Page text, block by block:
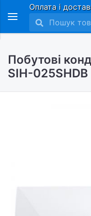
Оплата і
Побутові
SIH-025SHDB